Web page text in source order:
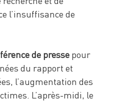
l’insuffisance de
de presse pour
du rapport et
l’augmentation des
L’après-midi, le